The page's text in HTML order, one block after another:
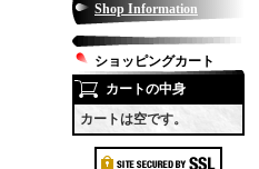
Shop Information
ショッピングカート
カートの中身
カートは空です。